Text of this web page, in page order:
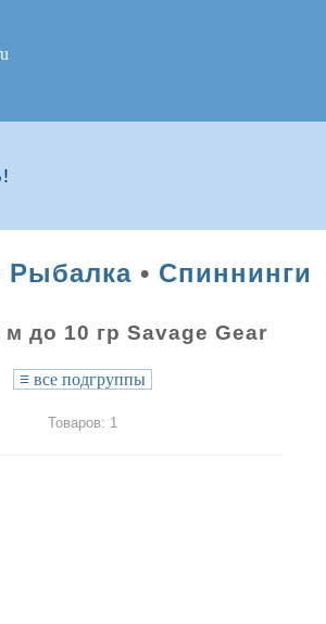
Рыбалка• Спиннинги
до 10 гр Savage Gear
≡ все подгруппы
Товаров: 1